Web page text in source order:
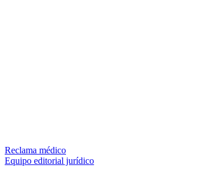
Reclama médico
Equipo editorial jurídico